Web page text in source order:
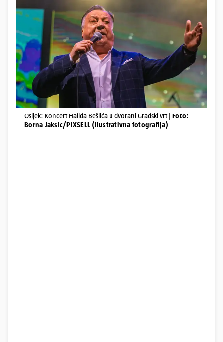
Osijek: Koncert Halida Bešlića u dvorani Gradski vrt | Foto:
Borna Jaksic/PIXSELL (ilustrativna fotografija)